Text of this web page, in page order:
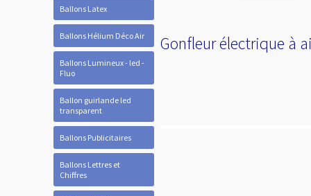
Ballons Latex
Ballons Hélium Déco Air
Ballons Lumineux - led -
Fluo
Ballon guirlande led
transparent
Ballons Publicitaires
Ballons Lettres et
Chiffres
Gonfleur électrique à